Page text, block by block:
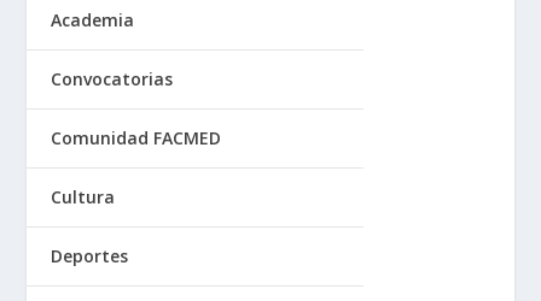
Academia
Convocatorias
Comunidad FACMED
Cultura
Deportes